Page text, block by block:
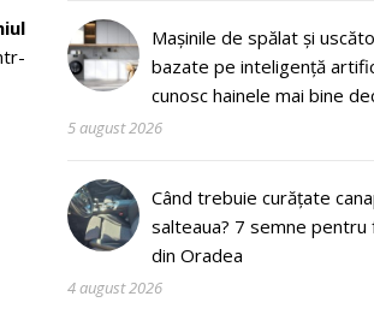
Mașinile de spălat și
bazate pe inteligență
cunosc hainele mai bine
5 august 2026
Când trebuie curățate
salteaua? 7 semne pentru
din Oradea
4 august 2026